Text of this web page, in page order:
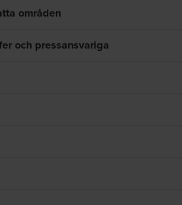
områden
och pressansvariga